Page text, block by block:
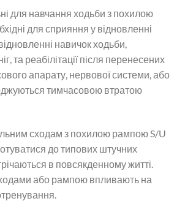
для навчання ходьби з похилою
для сприяння у відновленні
навичок ходьби,
та реабілітації після перенесених
апарату, нервової системи, або
тимчасовою втратою
сходам з похилою рампою S/U
до типових штучних
в повсякденному житті.
або рампою впливають на